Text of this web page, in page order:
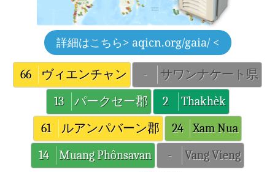
詳細はこちら> aqicn.org/gaia/ <
66 ヴィエンチャン -
サワンナケート県
13
パークセー郡 2
Thakhèk
61
ルアンパバーン郡 24
Xam Nua
14
Muang Phônsavan - Vang Vieng